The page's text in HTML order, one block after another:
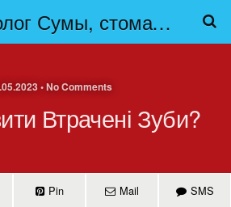
Стоматолог Сумы, стоматологические клиники Сумы, детская стоматология в Сумах. | Частная стоматология Сумы
• No Comments
Втрачені Зуби?
Pin Mail SMS